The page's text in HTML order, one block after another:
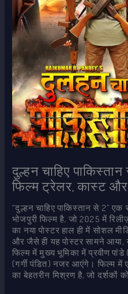
दुल्हन चाहिए
फिल्म ट्रेलर, कास्ट
“दुल्हन चाहिए पाकिस्तान से 2” एक
भोजपुरी फिल्म है, जो 2025 में
का नया पोस्टर हाल ही में सोशल
और जैसे ही यह पोस्टर सामने आया,
फिल्म में मुख्य भूमिका में प्रवीण
(गर्गी पंडित) नजर आएंगे। फिल्म में
का बेहतरीन मिश्रण है, जो दर्शकों